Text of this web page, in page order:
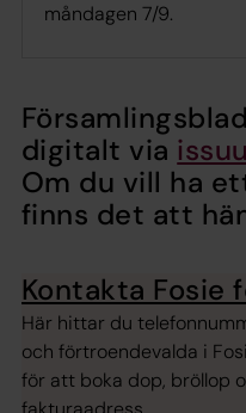
måndagen 7/9.
digitalt via
Om du vill ha
finns det att
Kontakta Fosie
Här hittar du
och förtroendevalda i
för att boka dop, bröllop